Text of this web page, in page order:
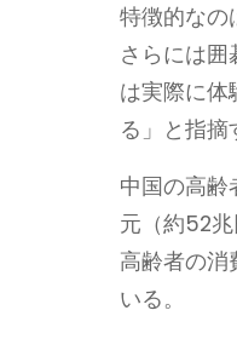
特徴的なの
さらには
は実際に体
る」と指摘
中国の高齢
元（約52
高齢者の消
いる。